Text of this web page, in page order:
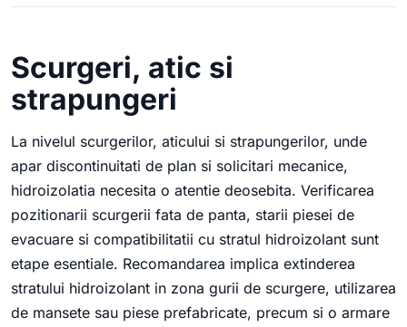
Scurgeri, atic si
strapungeri
La nivelul scurgerilor, aticului si strapungerilor, unde
apar discontinuitati de plan si solicitari mecanice,
hidroizolatia necesita o atentie deosebita. Verificarea
pozitionarii scurgerii fata de panta, starii piesei de
evacuare si compatibilitatii cu stratul hidroizolant sunt
etape esentiale. Recomandarea implica extinderea
stratului hidroizolant in zona gurii de scurgere, utilizarea
de mansete sau piese prefabricate, precum si o armare